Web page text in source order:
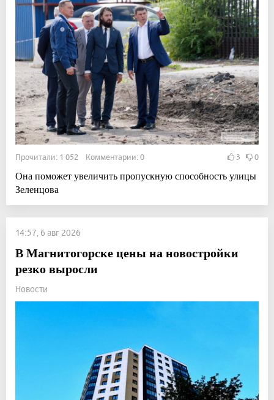
Прочитали: 1 052 Комментарии: 0 3 0
Она поможет увеличить пропускную способность улицы
Зеленцова
14:57, 6 авг 2026
В Магнитогорске цены на новостройки
резко выросли
Новости